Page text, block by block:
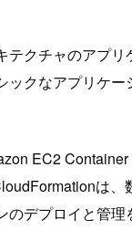
テクチャのアプリ
ックなアプリケー
EC2
は
のデプロイと管理